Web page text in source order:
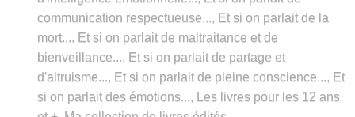
communication respectueuse..., Et si on parlait de la
mort..., Et si on parlait de maltraitance et de
bienveillance..., Et si on parlait de partage et
d'altruisme..., Et si on parlait de pleine conscience..., Et
si on parlait des émotions...,
Les livres pour les 12 ans